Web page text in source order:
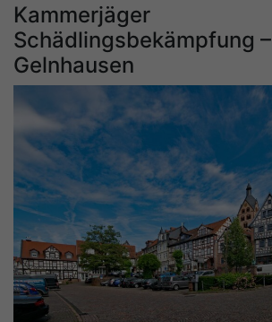
Kammerjäger
Schädlingsbekämpfung –
Gelnhausen